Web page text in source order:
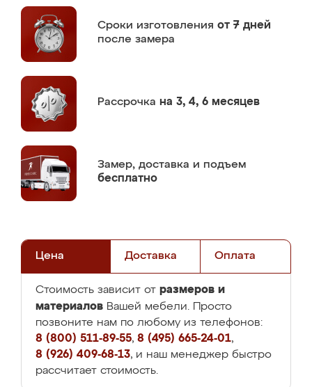
Сроки изготовления от 7 дней
после замера
Рассрочка на 3, 4, 6 месяцев
Замер, доставка и подъем
бесплатно
Цена Доставка Оплата
Стоимость зависит от размеров и
материалов Вашей мебели. Просто
позвоните нам по любому из телефонов:
8 (800) 511-89-55, 8 (495) 665-24-01,
8 (926) 409-68-13, и наш менеджер быстро
рассчитает стоимость.